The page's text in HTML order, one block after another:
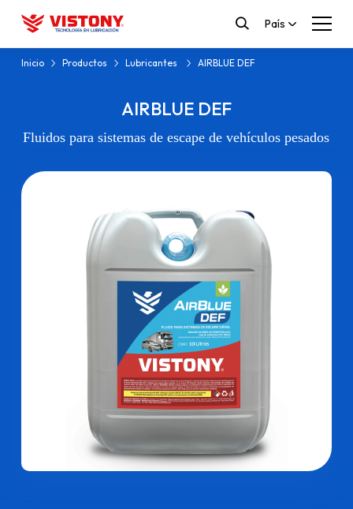
País
Inicio Productos Lubricantes AIRBLUE DEF
AIRBLUE DEF
Fluidos para sistemas de escape de vehículos pesados